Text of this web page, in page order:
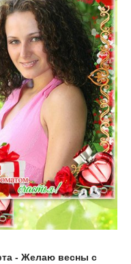
- Желаю весны с